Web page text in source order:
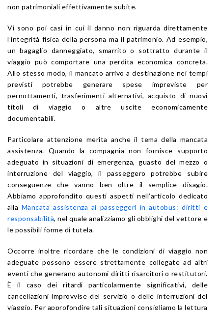
non patrimoniali effettivamente subite.
Vi sono poi casi in cui il danno non riguarda direttamente
l’integrità fisica della persona ma il patrimonio. Ad esempio,
un bagaglio danneggiato, smarrito o sottratto durante il
viaggio può comportare una perdita economica concreta.
Allo stesso modo, il mancato arrivo a destinazione nei tempi
previsti potrebbe generare spese impreviste per
pernottamenti, trasferimenti alternativi, acquisto di nuovi
titoli di viaggio o altre uscite economicamente
documentabili.
Particolare attenzione merita anche il tema della mancata
assistenza. Quando la compagnia non fornisce supporto
adeguato in situazioni di emergenza, guasto del mezzo o
interruzione del viaggio, il passeggero potrebbe subire
conseguenze che vanno ben oltre il semplice disagio.
Abbiamo approfondito questi aspetti nell’articolo dedicato
alla Mancata assistenza ai passeggeri in autobus: diritti e
responsabilità, nel quale analizziamo gli obblighi del vettore e
le possibili forme di tutela.
Occorre inoltre ricordare che le condizioni di viaggio non
adeguate possono essere strettamente collegate ad altri
eventi che generano autonomi diritti risarcitori o restitutori.
È il caso dei ritardi particolarmente significativi, delle
cancellazioni improvvise del servizio o delle interruzioni del
viaggio. Per approfondire tali situazioni consigliamo la lettura